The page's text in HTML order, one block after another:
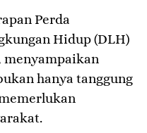
Perda
Hidup (DLH)
menyampaikan
hanya tanggung